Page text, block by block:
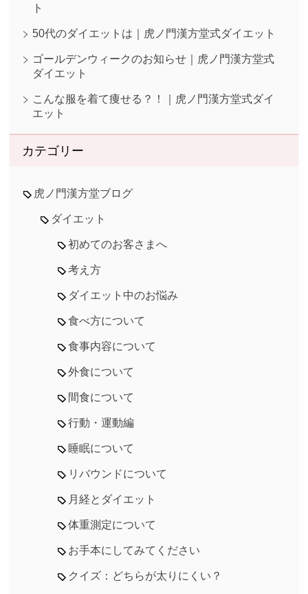
ト
50代のダイエットは｜虎ノ門漢方堂式ダイエット
ゴールデンウィークのお知らせ｜虎ノ門漢方堂式
ダイエット
こんな服を着て痩せる？！｜虎ノ門漢方堂式ダイ
エット
カテゴリー
虎ノ門漢方堂ブログ
ダイエット
初めてのお客さまへ
考え方
ダイエット中のお悩み
食べ方について
食事内容について
外食について
間食について
行動・運動編
睡眠について
リバウンドについて
月経とダイエット
体重測定について
お手本にしてみてください
クイズ：どちらが太りにくい？